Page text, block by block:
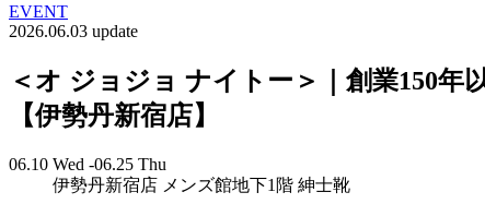
EVENT
2026.06.03 update
＜オ ジョジョ ナイトー＞｜創業150
【伊勢丹新宿店】
06.10 Wed -06.25 Thu
伊勢丹新宿店 メンズ館地下1階 紳士靴